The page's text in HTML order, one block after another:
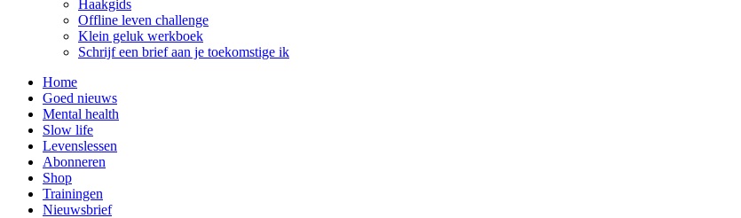
Haakgids
Offline leven challenge
Klein geluk werkboek
Schrijf een brief aan je toekomstige ik
Home
Goed nieuws
Mental health
Slow life
Levenslessen
Abonneren
Shop
Trainingen
Nieuwsbrief